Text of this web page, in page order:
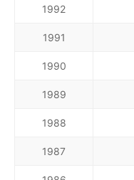
1992
1991
1990
1989
1988
1987